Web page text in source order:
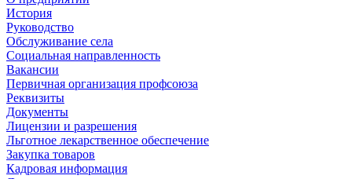
История
Руководство
Обслуживание села
Социальная направленность
Вакансии
Первичная организация профсоюза
Реквизиты
Документы
Лицензии и разрешения
Льготное лекарственное обеспечение
Закупка товаров
Кадровая информация